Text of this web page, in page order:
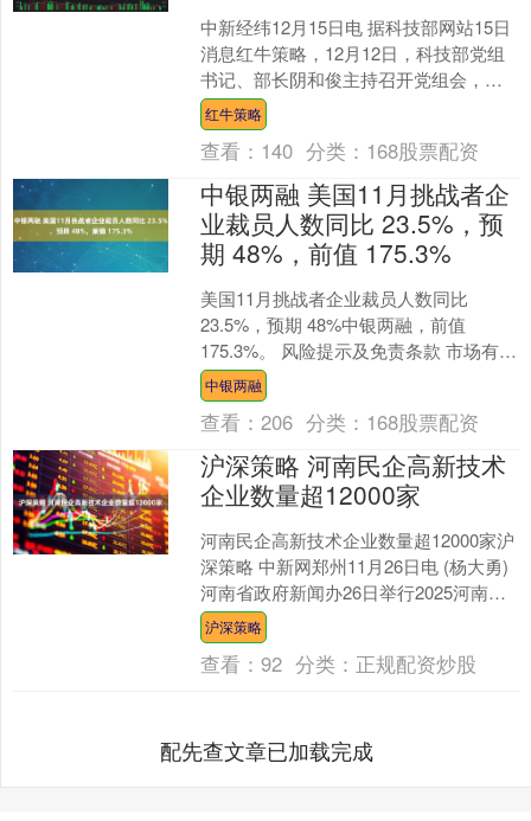
中新经纬12月15日电 据科技部网站15日
消息红牛策略，12月12日，科技部党组
书记、部长阴和俊主持召开党组会，传
达学习中央经济工作会议精神，研究部
署贯彻落实举....
红牛策略
查看： 140 分类： 168股票配资
中银两融 美国11月挑战者企
业裁员人数同比 23.5%，预
期 48%，前值 175.3%
美国11月挑战者企业裁员人数同比
23.5%，预期 48%中银两融，前值
175.3%。 风险提示及免责条款 市场有风
险，投资需谨慎。本文不构成个人投资
建议，也....
中银两融
查看：206 分类： 168股票配资
沪深策略 河南民企高新技术
企业数量超12000家
河南民企高新技术企业数量超12000家沪
深策略 中新网郑州11月26日电 (杨大勇)
河南省政府新闻办26日举行2025河南省
民营经济高质量发展系列第二场新闻发
布....
沪深策略
查看：92 分类： 正规配资炒股
配先查文章已加载完成